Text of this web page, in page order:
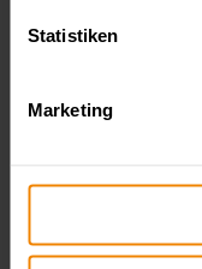
Statistiken
Marketing